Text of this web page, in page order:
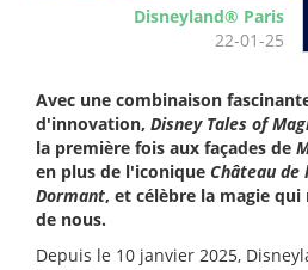
Disneyland® Paris
22-01-25
Avec une combinaison
d'innovation, Disney Tales of
la première fois aux façades de
en plus de l'iconique Château de
Dormant, et célèbre la magie qui
de nous.
Depuis le 10 janvier 2025,